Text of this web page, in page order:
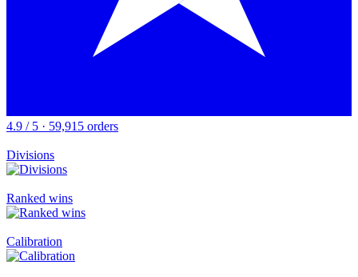
4.9 / 5 · 59,915 orders
Divisions
Ranked wins
Calibration